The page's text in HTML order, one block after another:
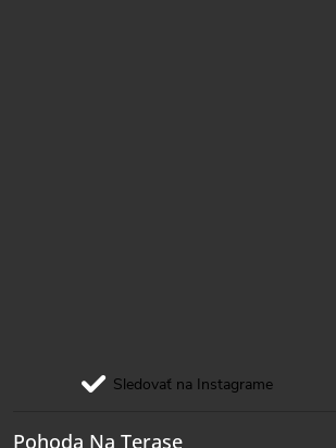
Sledovať na Instagrame
Pohoda Na Terase